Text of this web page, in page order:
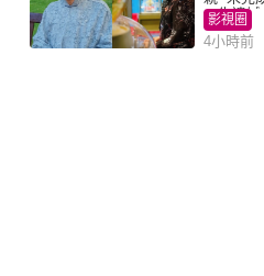
一生遺憾
影視圈
4小時前